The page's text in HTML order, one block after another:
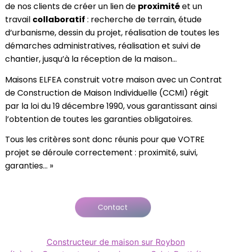
de nos clients de créer un lien de proximitéet un
travail collaboratif : recherche de terrain, étude
d’urbanisme, dessin du projet, réalisation de toutes les
démarches administratives, réalisation et suivi de
chantier, jusqu’à la réception de la maison…
Maisons ELFEA construit votre maison avec un Contrat
de Construction de Maison Individuelle (CCMI) régit
par la loi du 19 décembre 1990, vous garantissant ainsi
l’obtention de toutes les garanties obligatoires.
Tous les critères sont donc réunis pour que VOTRE
projet se déroule correctement : proximité, suivi,
garanties… »
Contact
Constructeur de maison sur Roybon